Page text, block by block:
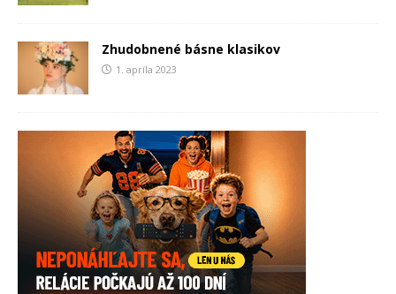
Zhudobnené básne klasikov
1. apríla 2023